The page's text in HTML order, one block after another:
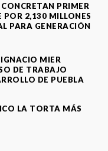
PRIMER
2,130 MILLONES
PARA GENERACIÓN
MIER
DE TRABAJO
DE PUEBLA
LA TORTA MÁS